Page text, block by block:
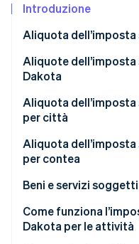
Stripe Sessions
Scopri come
Guarda ora
Introduzione
Aliquota
Aliquote
Dakota
Aliquota media
Dakota nel 2026
Aliquota
per città
Aliquota
per contea
Beni e servizi
Come funziona
Dakota per le attività